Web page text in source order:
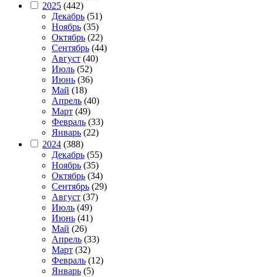
2025 (442)
Декабрь (51)
Ноябрь (35)
Октябрь (22)
Сентябрь (44)
Август (40)
Июль (52)
Июнь (36)
Май (18)
Апрель (40)
Март (49)
Февраль (33)
Январь (22)
2024 (388)
Декабрь (55)
Ноябрь (35)
Октябрь (34)
Сентябрь (29)
Август (37)
Июль (49)
Июнь (41)
Май (26)
Апрель (33)
Март (32)
Февраль (12)
Январь (5)